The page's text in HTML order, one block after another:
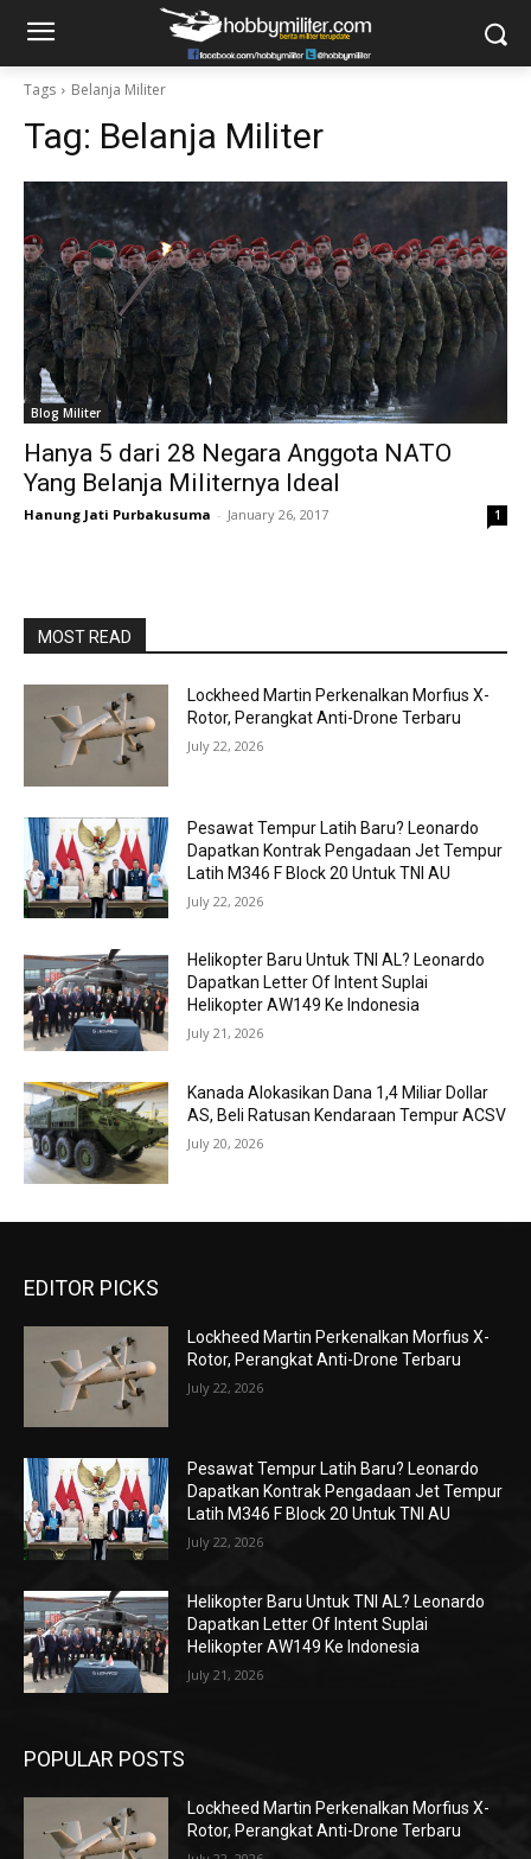
Tags Belanja Militer
Tag: Belanja Militer
Blog Militer
Hanya 5 dari 28 Negara Anggota NATO
Yang Belanja Militernya Ideal
Hanung Jati Purbakusuma - January 26, 2017 1
MOST READ
Lockheed Martin Perkenalkan Morfius X-
Rotor, Perangkat Anti-Drone Terbaru
July 22, 2026
Pesawat Tempur Latih Baru? Leonardo
Dapatkan Kontrak Pengadaan Jet Tempur
Latih M346 F Block 20 Untuk TNI AU
July 22, 2026
Helikopter Baru Untuk TNI AL? Leonardo
Dapatkan Letter Of Intent Suplai
Helikopter AW149 Ke Indonesia
July 21, 2026
Kanada Alokasikan Dana 1,4 Miliar Dollar
AS, Beli Ratusan Kendaraan Tempur ACSV
July 20, 2026
EDITOR PICKS
Lockheed Martin Perkenalkan Morfius X-
Rotor, Perangkat Anti-Drone Terbaru
July 22, 2026
Pesawat Tempur Latih Baru? Leonardo
Dapatkan Kontrak Pengadaan Jet Tempur
Latih M346 F Block 20 Untuk TNI AU
July 22, 2026
Helikopter Baru Untuk TNI AL? Leonardo
Dapatkan Letter Of Intent Suplai
Helikopter AW149 Ke Indonesia
July 21, 2026
POPULAR POSTS
Lockheed Martin Perkenalkan Morfius X-
Rotor, Perangkat Anti-Drone Terbaru